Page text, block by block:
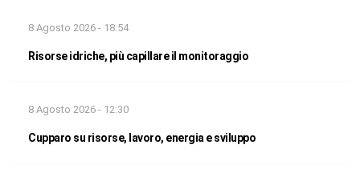
8 Agosto 2026 - 18:54
Risorse idriche, più capillare il monitoraggio
8 Agosto 2026 - 12:30
Cupparo su risorse, lavoro, energia e sviluppo